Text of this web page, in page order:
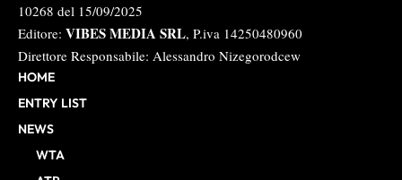
10268 del 15/09/2025
Editore: VIBES MEDIA SRL, P.iva 14250480960
Direttore Responsabile: Alessandro Nizegorodcew
HOME
ENTRY LIST
NEWS
WTA